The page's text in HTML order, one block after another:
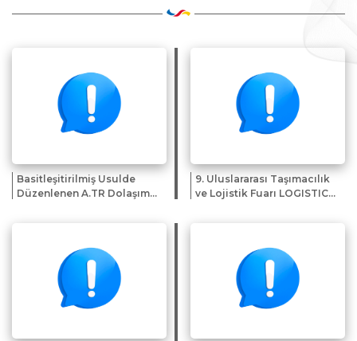
Basitleşitirilmiş Usulde
Düzenlenen A.TR Dolaşım
9. Uluslararası Taşımacılık
ve Lojistik Fuarı LOGISTICAL